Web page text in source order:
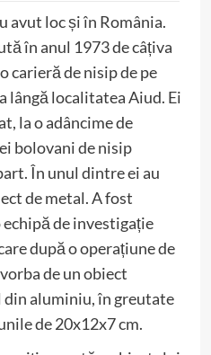
avut loc și în România.
în anul 1973 de câțiva
carieră de nisip de pe
lângă localitatea Aiud. Ei
la o adâncime de
bolovani de nisip
În unul dintre ei au
de metal. A fost
de investigație
după o operațiune de
de un obiect
aluminiu, în greutate
de 20x12x7 cm.